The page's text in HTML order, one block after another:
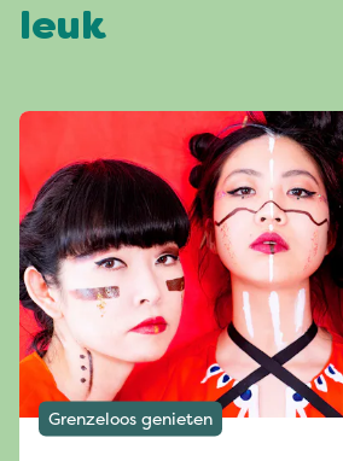
leuk
Grenzeloos genieten